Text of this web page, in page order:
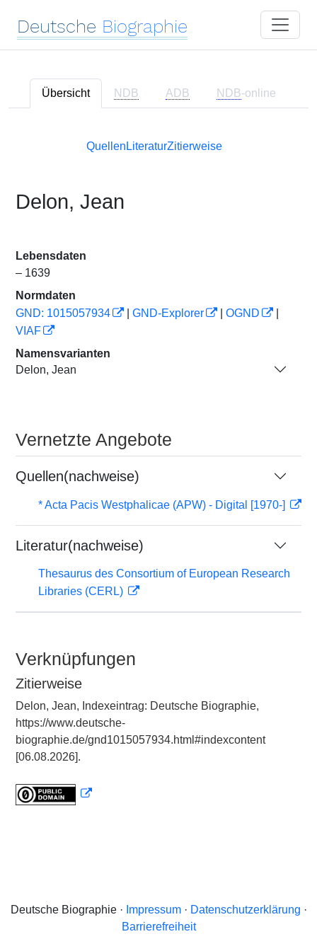
Deutsche Biographie
Übersicht NDB ADB NDB-online
Quellen LiteraturZitierweise
Delon, Jean
Lebensdaten
– 1639
Normdaten
GND: 1015057934
GND-Explorer OGND
VIAF
Namensvarianten
Delon, Jean
Vernetzte Angebote
Quellen(nachweise)
* Acta Pacis Westphalicae (APW) - Digital [1970-]
Literatur(nachweise)
Thesaurus des Consortium of European Research
Libraries (CERL)
Verknüpfungen
Zitierweise
Delon, Jean, Indexeintrag: Deutsche Biographie,
https://www.deutsche-
biographie.de/gnd1015057934.html#indexcontent
[06.08.2026].
Deutsche Biographie · Impressum· Datenschutzerklärung ·
Barrierefreiheit